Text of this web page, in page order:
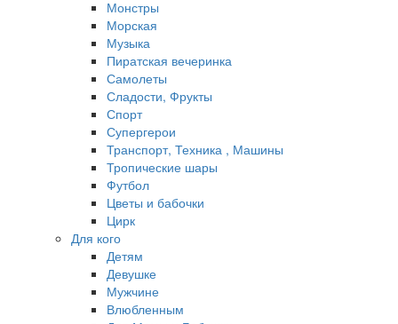
Монстры
Морская
Музыка
Пиратская вечеринка
Самолеты
Сладости, Фрукты
Спорт
Супергерои
Транспорт, Техника , Машины
Тропические шары
Футбол
Цветы и бабочки
Цирк
Для кого
Детям
Девушке
Мужчине
Влюбленным